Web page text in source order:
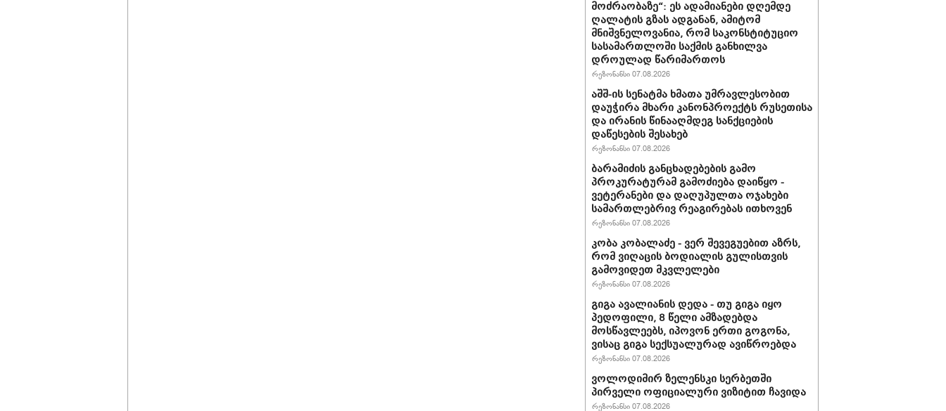
მოძრაობაზე“: ეს ადამიანები დღემდე
ღალატის გზას ადგანან, ამიტომ
მნიშვნელოვანია, რომ საკონსტიტუციო
სასამართლოში საქმის განხილვა
დროულად წარიმართოს
რეზონანსი 07.08.2026
აშშ-ის სენატმა ხმათა უმრავლესობით
დაუჭირა მხარი კანონპროექტს რუსეთისა
და ირანის წინააღმდეგ სანქციების
დაწესების შესახებ
რეზონანსი 07.08.2026
ბარამიძის განცხადებების გამო
პროკურატურამ გამოძიება დაიწყო -
ვეტერანები და დაღუპულთა ოჯახები
სამართლებრივ რეაგირებას ითხოვენ
რეზონანსი 07.08.2026
კობა კობალაძე - ვერ შევეგუებით აზრს,
რომ ვიღაცის ბოდიალის გულისთვის
გამოვიდეთ მკვლელები
რეზონანსი 07.08.2026
გიგა ავალიანის დედა - თუ გიგა იყო
პედოფილი, 8 წელი ამზადებდა
მოსწავლეებს, იპოვონ ერთი გოგონა,
ვისაც გიგა სექსუალურად ავიწროებდა
რეზონანსი 07.08.2026
ვოლოდიმირ ზელენსკი სერბეთში
პირველი ოფიციალური ვიზიტით ჩავიდა
რეზონანსი 07.08.2026